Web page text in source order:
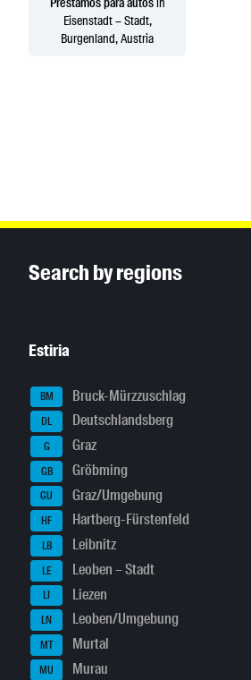
Eisenstadt – Stadt,
Burgenland, Austria
Search by regions
Estiria
BM Bruck-Mürzzuschlag
DL Deutschlandsberg
G Graz
GB Gröbming
GU Graz/Umgebung
HF Hartberg-Fürstenfeld
LB Leibnitz
LE Leoben – Stadt
LI Liezen
LN Leoben/Umgebung
MT Murtal
MU Murau